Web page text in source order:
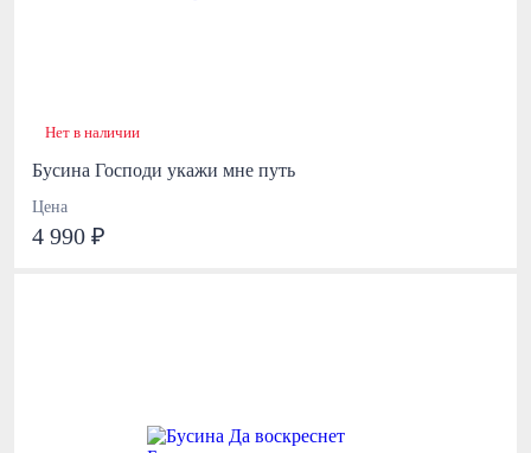
Нет в наличии
Бусина Господи укажи мне путь
Цена
4 990 ₽